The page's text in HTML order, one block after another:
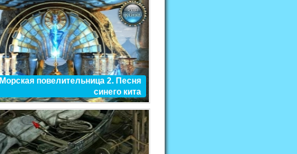
Морская повелительница 2. Песня
синего кита